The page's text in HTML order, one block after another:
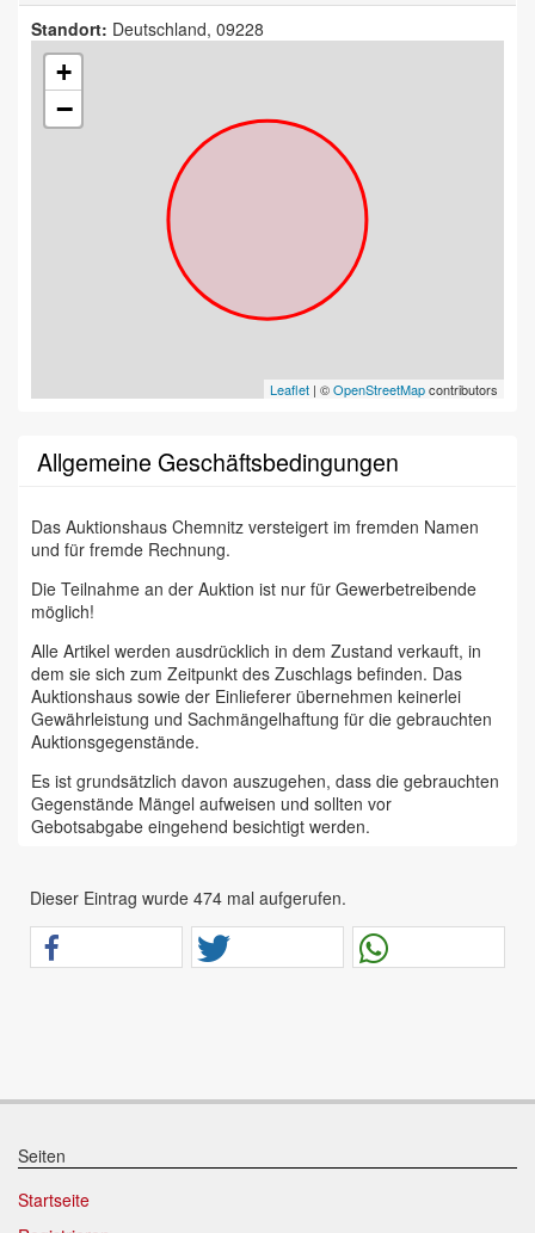
Standort: Deutschland, 09228
+
−
Leaflet | ©OpenStreetMapcontributors
Allgemeine Geschäftsbedingungen
Das Auktionshaus Chemnitz versteigert im fremden Namen
und für fremde Rechnung.
Die Teilnahme an der Auktion ist nur für Gewerbetreibende
möglich!
Alle Artikel werden ausdrücklich in dem Zustand verkauft, in
dem sie sich zum Zeitpunkt des Zuschlags befinden. Das
Auktionshaus sowie der Einlieferer übernehmen keinerlei
Gewährleistung und Sachmängelhaftung für die gebrauchten
Auktionsgegenstände.
Es ist grundsätzlich davon auszugehen, dass die gebrauchten
Gegenstände Mängel aufweisen und sollten vor
Gebotsabgabe eingehend besichtigt werden.
dass sämtliche zum Verkauf stehende Artikel ungeprüft sind.
Bei allen zum Verkauf stehenden Fahrzeugen und Maschinen
ist davon auszugehen, dass diese bereits einen nicht
unerheblichen Vorschaden erlitten haben.
Wir weisen eindringlich darauf hin, dass Gebote nur
einverstanden sind und diese bedingungslos akzeptieren.
Mehrwertsteuer für Präsenzauktionen in unseren
Dieser Eintrag wurde 474 mal aufgerufen.
Seiten
Startseite